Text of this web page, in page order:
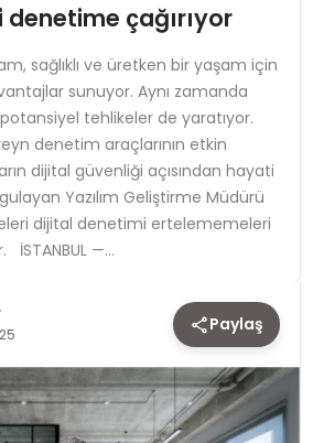
çağırıyor
sağlıklı ve üretken bir yaşam için
sunuyor. Aynı zamanda
tehlikeler de yaratıyor.
denetim araçlarının etkin
dijital güvenliği açısından hayati
Yazılım Geliştirme Müdürü
dijital denetimi ertelememeleri
İSTANBUL —…
Paylaş